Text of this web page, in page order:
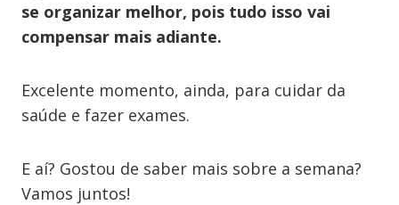
se organizar melhor, pois tudo isso vai
compensar ma​​i​s​ adiante.
Excelente momento, ainda, para cuidar da
saúde e fazer exames.
E aí? Gostou de saber mais sobre a semana?
Vamos juntos!